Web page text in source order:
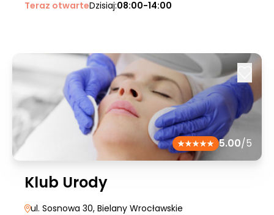
Teraz otwarteDzisiaj:08:00-14:00
5.00/5
Klub Urody
ul. Sosnowa 30, Bielany Wrocławskie